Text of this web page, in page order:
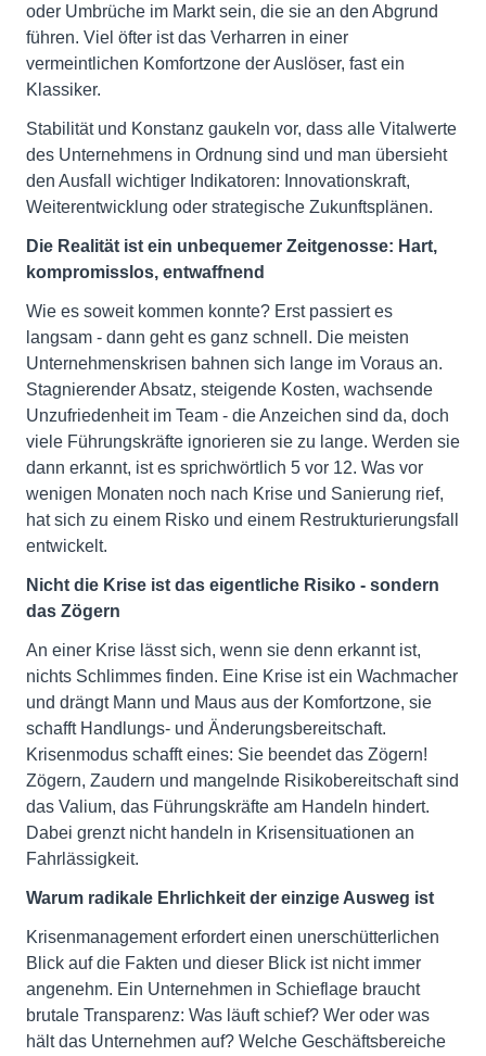
oder Umbrüche im Markt sein, die sie an den Abgrund
führen. Viel öfter ist das Verharren in einer
vermeintlichen Komfortzone der Auslöser, fast ein
Klassiker.
Stabilität und Konstanz gaukeln vor, dass alle Vitalwerte
des Unternehmens in Ordnung sind und man übersieht
den Ausfall wichtiger Indikatoren: Innovationskraft,
Weiterentwicklung oder strategische Zukunftsplänen.
Die Realität ist ein unbequemer Zeitgenosse: Hart,
kompromisslos, entwaffnend
Wie es soweit kommen konnte? Erst passiert es
langsam - dann geht es ganz schnell. Die meisten
Unternehmenskrisen bahnen sich lange im Voraus an.
Stagnierender Absatz, steigende Kosten, wachsende
Unzufriedenheit im Team - die Anzeichen sind da, doch
viele Führungskräfte ignorieren sie zu lange. Werden sie
dann erkannt, ist es sprichwörtlich 5 vor 12. Was vor
wenigen Monaten noch nach Krise und Sanierung rief,
hat sich zu einem Risko und einem Restrukturierungsfall
entwickelt.
Nicht die Krise ist das eigentliche Risiko - sondern
das Zögern
An einer Krise lässt sich, wenn sie denn erkannt ist,
nichts Schlimmes finden. Eine Krise ist ein Wachmacher
und drängt Mann und Maus aus der Komfortzone, sie
schafft Handlungs- und Änderungsbereitschaft.
Krisenmodus schafft eines: Sie beendet das Zögern!
Zögern, Zaudern und mangelnde Risikobereitschaft sind
das Valium, das Führungskräfte am Handeln hindert.
Dabei grenzt nicht handeln in Krisensituationen an
Fahrlässigkeit.
Warum radikale Ehrlichkeit der einzige Ausweg ist
Krisenmanagement erfordert einen unerschütterlichen
Blick auf die Fakten und dieser Blick ist nicht immer
angenehm. Ein Unternehmen in Schieflage braucht
brutale Transparenz: Was läuft schief? Wer oder was
hält das Unternehmen auf? Welche Geschäftsbereiche